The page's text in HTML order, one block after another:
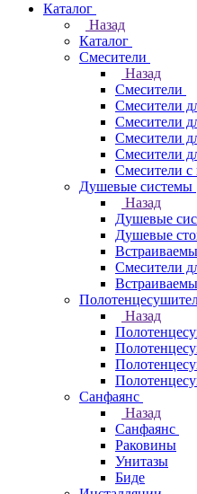
Каталог
Назад
Каталог
Смесители
Назад
Смесители
Смесители
Смесители
Смесители
Смесители
Смесители
Душевые системы
Назад
Душевые
Душевые
Смесители
Назад
Санфаянс
Назад
Санфаянс
Раковины
Унитазы
Биде